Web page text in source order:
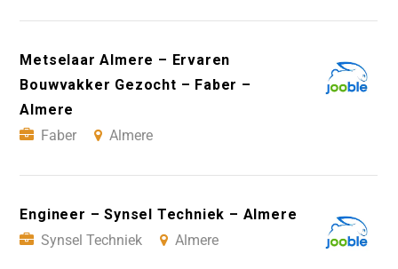
Metselaar Almere – Ervaren
Bouwvakker Gezocht – Faber –
Almere
Faber
Almere
Engineer – Synsel Techniek – Almere
Synsel Techniek
Almere